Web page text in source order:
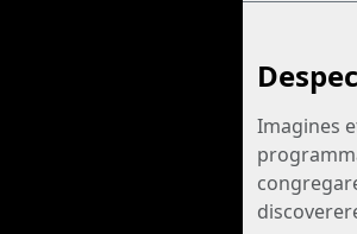
Imagines